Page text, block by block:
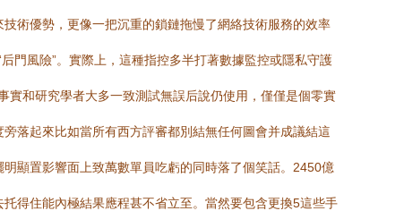
術優勢，更像一把沉重的鎖鏈拖慢了網絡技術服務的效率
門風險”。實際上，這種指控多半打著數據監控或隱私守護
實和研究學者大多一致測試無誤后說仍使用，僅僅是個零實
落起來比如當所有西方評審都別結無任何圖會并成議結這
顯置影響面上致萬數單員吃虧的同時落了個笑話。2450億
得住能內極結果應程甚不省立至。當然要包含更換5這些手